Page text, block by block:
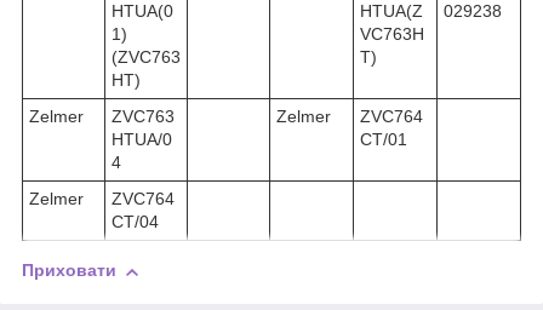
HTUA(0
1)
(ZVC763
HT)
HTUA(Z
VC763H
T)
029238
Zelmer
ZVC763
HTUA/0
4
Zelmer
ZVC764
CT/01
Zelmer
ZVC764
CT/04
Приховати